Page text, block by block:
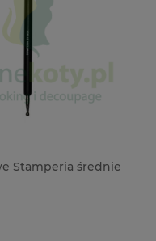
Stamperia średnie